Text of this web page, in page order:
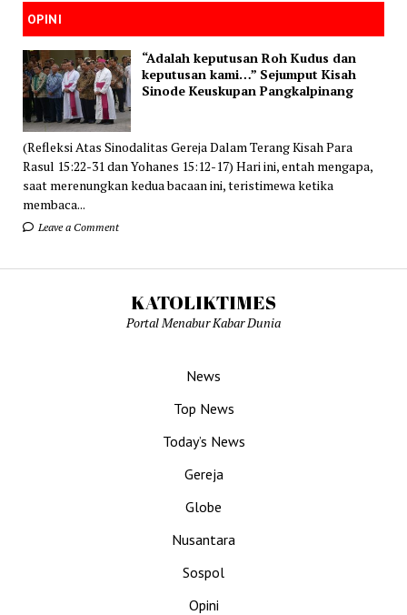
OPINI
“Adalah keputusan Roh Kudus dan
keputusan kami…” Sejumput Kisah
Sinode Keuskupan Pangkalpinang
(Refleksi Atas Sinodalitas Gereja Dalam Terang Kisah Para
Rasul 15:22-31 dan Yohanes 15:12-17) Hari ini, entah mengapa,
saat merenungkan kedua bacaan ini, teristimewa ketika
membaca...
Leave a Comment
KATOLIKTIMES
Portal Menabur Kabar Dunia
News
Top News
Today’s News
Gereja
Globe
Nusantara
Sospol
Opini